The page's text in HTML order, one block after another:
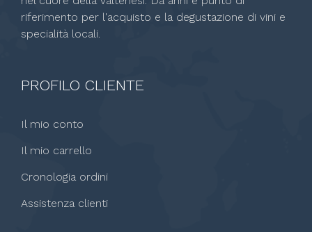
riferimento per l'acquisto e la degustazione di vini e
specialità locali.
PROFILO CLIENTE
Il mio conto
Il mio carrello
Cronologia ordini
Assistenza clienti